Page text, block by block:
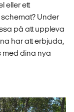
eller ett
Under
på att uppleva
har att erbjuda,
med dina nya